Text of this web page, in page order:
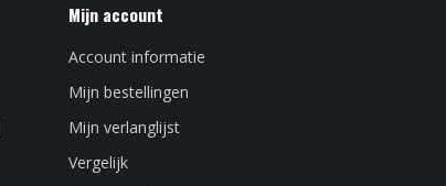
Mijn account
Account informatie
Mijn bestellingen
Mijn verlanglijst
Vergelijk